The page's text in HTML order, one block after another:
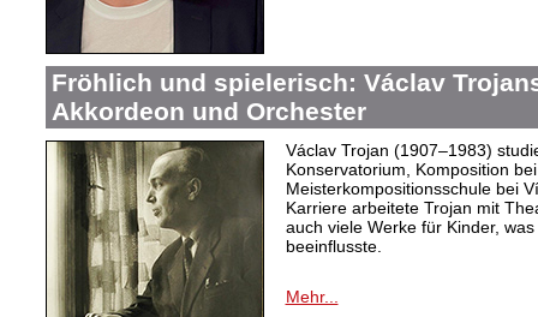
Fröhlich und spielerisch: Václav
Akkordeon und Orchester
Václav Trojan (1907–1983)
Konservatorium, Komposition
Meisterkompositionsschule bei
Karriere arbeitete Trojan mit
auch viele Werke für Kinder,
beeinflusste.
Mehr...